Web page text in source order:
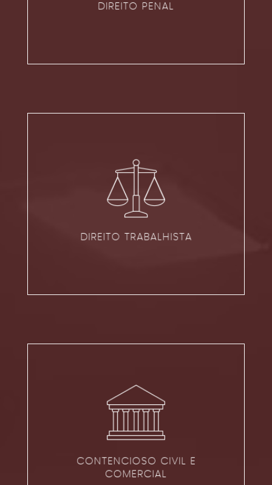
DIREITO PENAL
DIREITO TRABALHISTA
DIREITO TRABALHISTA
VER ÁREA
CONTENCIOSO CIVIL E
COMERCIAL
CONTENCIOSO CIVIL E
VER ÁREA